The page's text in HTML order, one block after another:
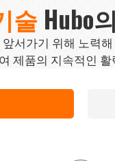
술 Hubo
서가기 위해 노력
제품의 지속적인